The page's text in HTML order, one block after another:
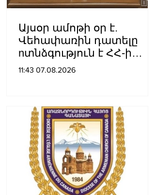
Այսօր ամոթի օր է.
Վեհափառին դատելը
nտնձգություն է ՀՀ-ի
Սահանադրության
11:43 07.08.2026